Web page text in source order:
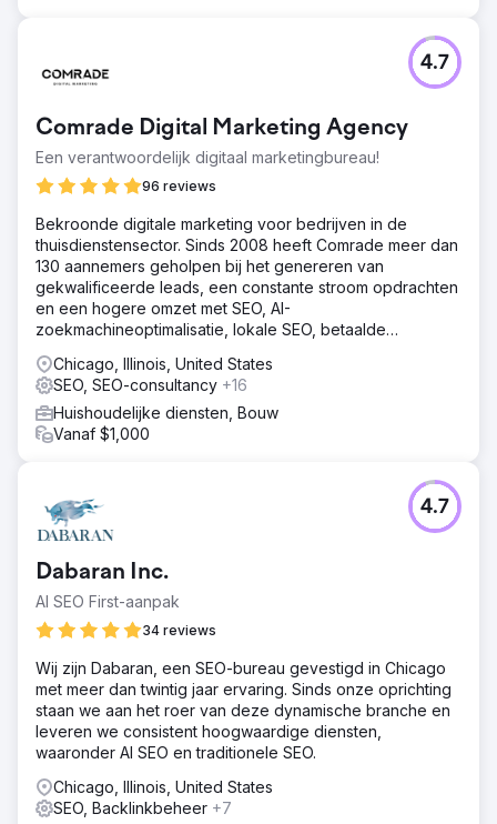
Comrade Digital Marketing Agency
Een verantwoordelijk digitaal marketingbureau!
96 reviews
4.7
Bekroonde digitale marketing voor bedrijven in de
thuisdienstensector. Sinds 2008 heeft Comrade meer dan
130 aannemers geholpen bij het genereren van
gekwalificeerde leads, een constante stroom opdrachten
en een hogere omzet met SEO, AI-
zoekmachineoptimalisatie, lokale SEO, betaalde
Chicago, Illinois, United States
SEO, SEO-consultancy +16
Huishoudelijke diensten, Bouw
Vanaf $1,000
Dabaran Inc.
AI SEO First-aanpak
34 reviews
4.7
Wij zijn Dabaran, een SEO-bureau gevestigd in Chicago
met meer dan twintig jaar ervaring. Sinds onze oprichting
staan we aan het roer van deze dynamische branche en
leveren we consistent hoogwaardige diensten,
waaronder AI SEO en traditionele SEO.
Chicago, Illinois, United States
SEO, Backlinkbeheer +7